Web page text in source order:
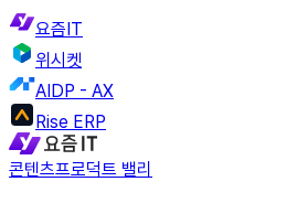
요즘IT
위시켓
AIDP - AX
Rise ERP
콘텐츠프로덕트 밸리